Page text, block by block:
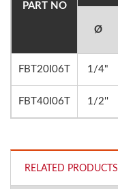
PART NO
Ø
FBT20I06T 1/4"
FBT40I06T 1/2''
RELATED PRODUCTS